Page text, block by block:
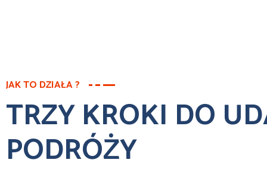
JAK TO DZIAŁA ?
TRZY KROKI DO
PODRÓŻY